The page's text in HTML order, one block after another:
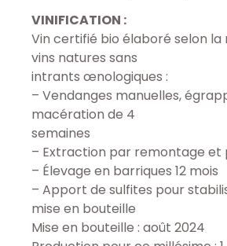
VINIFICATION :
Vin certifié bio élaboré selon la
vins natures sans
intrants œnologiques :
– Vendanges manuelles,
macération de 4
semaines
– Extraction par remontage et
– Élevage en barriques 12 mois
– Apport de sulfites pour
mise en bouteille
Mise en bouteille : août 2024